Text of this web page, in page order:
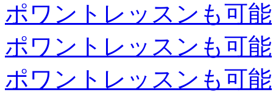
ポワントレッスンも可能
ポワントレッスンも可能
ポワントレッスンも可能